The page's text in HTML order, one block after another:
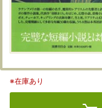
※在庫あり